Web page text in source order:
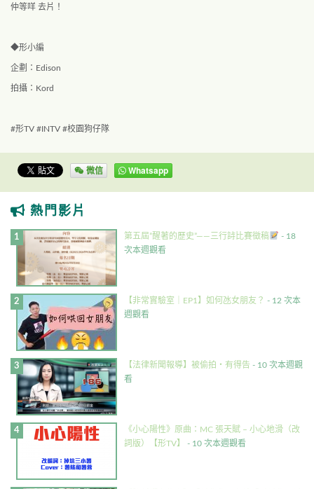
仲等咩 去片！
◆形小編
企劃：Edison
拍攝：Kord
#形TV #INTV #校園狗仔隊
微信 Whatsapp
熱門影片
第五屆”醒著的歷史”——三行詩比賽徵稿
- 18
次本週觀看
【非常實驗室｜EP1】如何氹女朋友？ - 12 次本
週觀看
【法律新聞報導】被偷拍・有得告 - 10 次本週觀
看
《小心陽性》原曲：MC 張天賦 – 小心地滑（改
詞版）【形TV】 - 10 次本週觀看